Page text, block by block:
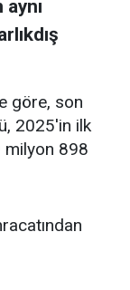
göre, son
2025'in ilk
milyon 898